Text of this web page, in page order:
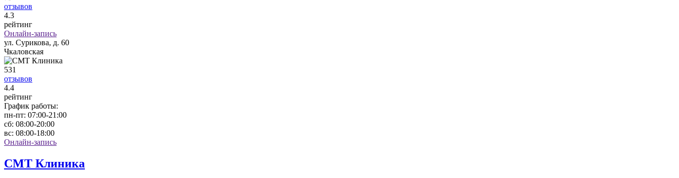
отзывов
4.3
рейтинг
Онлайн-запись
ул. Сурикова, д. 60
Чкаловская
531
отзывов
4.4
рейтинг
График работы:
пн-пт: 07:00-21:00
сб: 08:00-20:00
вс: 08:00-18:00
Онлайн-запись
СМТ Клиника